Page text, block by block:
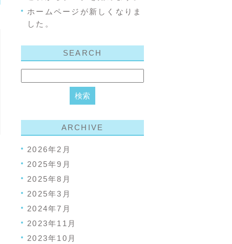
ホームページが新しくなりま
した。
SEARCH
ARCHIVE
2026年2月
2025年9月
2025年8月
2025年3月
2024年7月
2023年11月
2023年10月